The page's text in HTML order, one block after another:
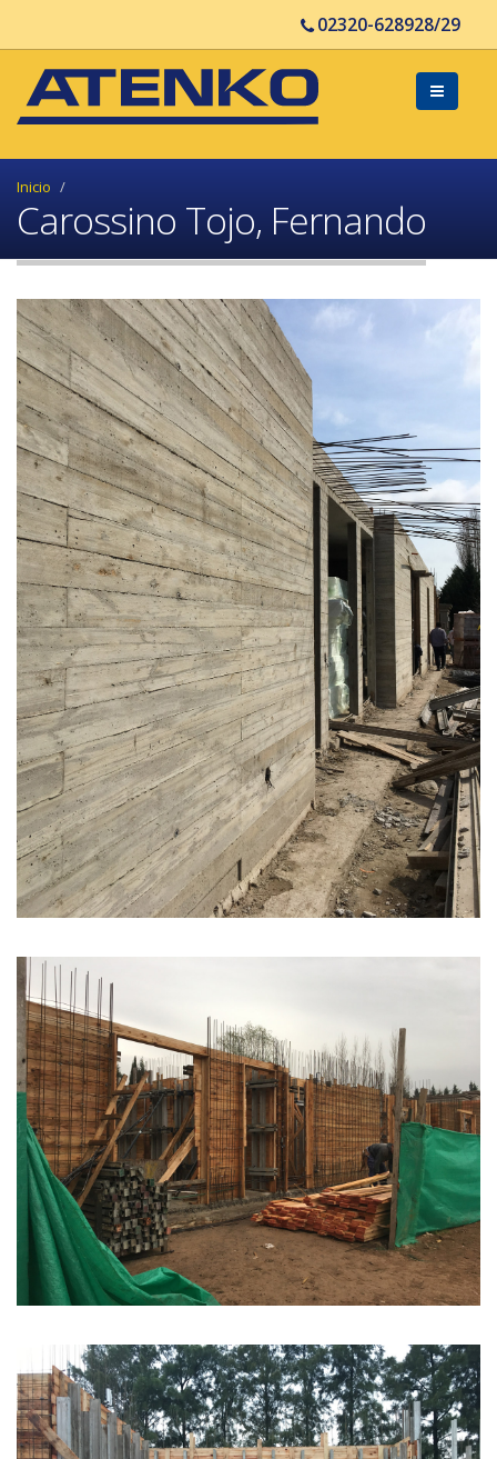
02320-628928/29
Inicio
Carossino Tojo, Fernando